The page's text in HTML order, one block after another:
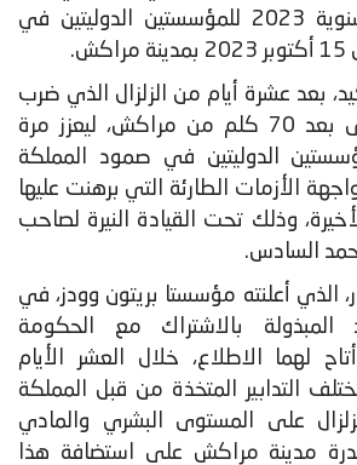
الاجتماعات السنوية 2023 للمؤسستين الدوليتين في
بعد عشرة أيام من الزلزال الذي ضرب
إقليم الحوز على بعد 70 كلم من مراكش، ليعزز مرة
الدوليتين في صمود المملكة
الأزمات الطارئة التي برهنت عليها
وذلك تحت القيادة النيرة لصاحب
السادس.
الذي أعلنته مؤسستا بريتون وودز، في
المبذولة بالاشتراك مع الحكومة
لهما الاطلاع، خلال العشر الأيام
التدابير المتخذة من قبل المملكة
على المستوى البشري والمادي
مدينة مراكش على استضافة هذا